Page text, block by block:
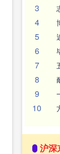
3
4
5
6
7
8
9
10
沪深